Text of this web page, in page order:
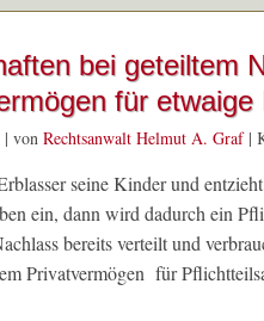
bei geteiltem
für
| von Rechtsanwalt Helmut A. Graf|
seine Kinder und
ein, dann wird dadurch ein
bereits verteilt und
Privatvermögen für